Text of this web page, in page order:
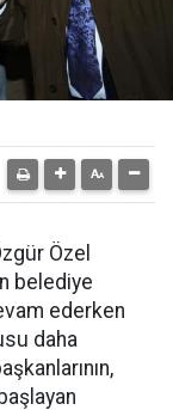
Özel
belediye
ederken
daha